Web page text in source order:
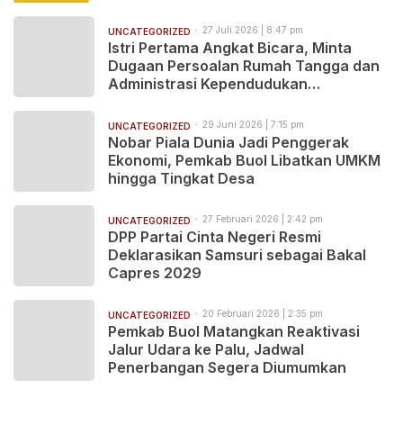
UNCATEGORIZED 27 Juli 2026 | 8:47 pm
Istri Pertama Angkat Bicara, Minta
Dugaan Persoalan Rumah Tangga dan
Administrasi Kependudukan
UNCATEGORIZED 29 Juni 2026 | 7:15 pm
Nobar Piala Dunia Jadi Penggerak
Ekonomi, Pemkab Buol Libatkan UMKM
hingga Tingkat Desa
UNCATEGORIZED 27 Februari 2026 | 2:42 pm
DPP Partai Cinta Negeri Resmi
Deklarasikan Samsuri sebagai Bakal
Capres 2029
UNCATEGORIZED 20 Februari 2026 | 2:35 pm
Pemkab Buol Matangkan Reaktivasi
Jalur Udara ke Palu, Jadwal
Penerbangan Segera Diumumkan